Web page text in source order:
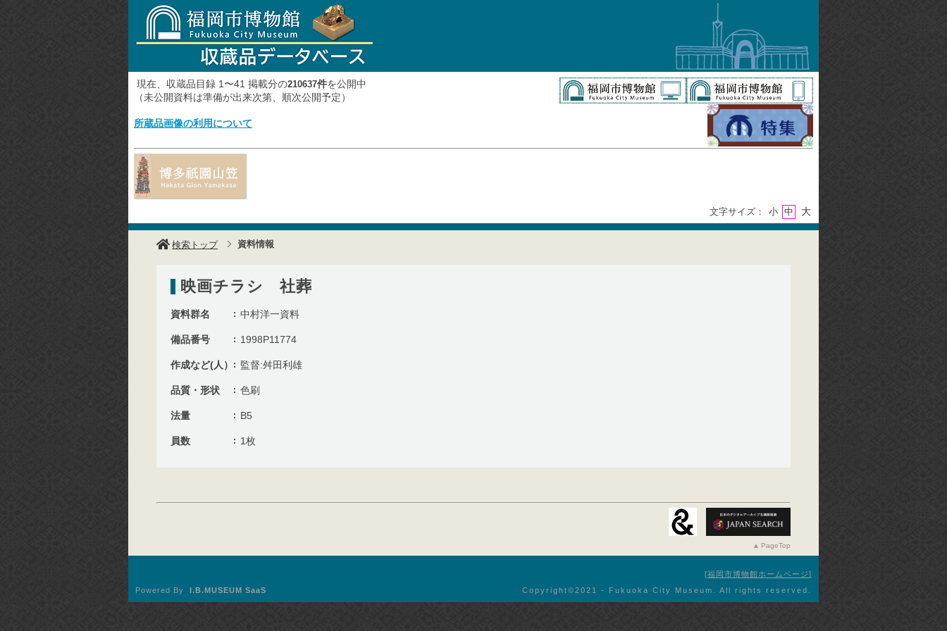
現在、収蔵品目録 1〜41 掲載分の210637件を公開中
（未公開資料は準備が出来次第、順次公開予定）
所蔵品画像の利用について
文字サイズ： 小 中 大
検索トップ 資料情報
映画チラシ 社葬
資料群名 中村洋一資料
備品番号 1998P11774
作成など(人） 監督:舛田利雄
品質・形状 色刷
法量 B5
員数 1枚
PageTop
福岡市博物館ホームページ
Copyright©︎2021 - Fukuoka City Museum. All rights reserved.
Powered By I.B.MUSEUM SaaS